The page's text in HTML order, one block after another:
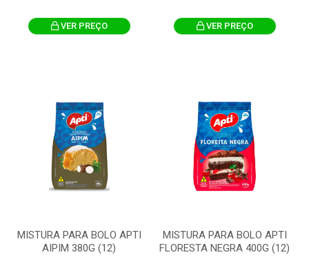
VER PREÇO VER PREÇO
MISTURA PARA BOLO APTI
AIPIM 380G (12)
MISTURA PARA BOLO APTI
FLORESTA NEGRA 400G (12)